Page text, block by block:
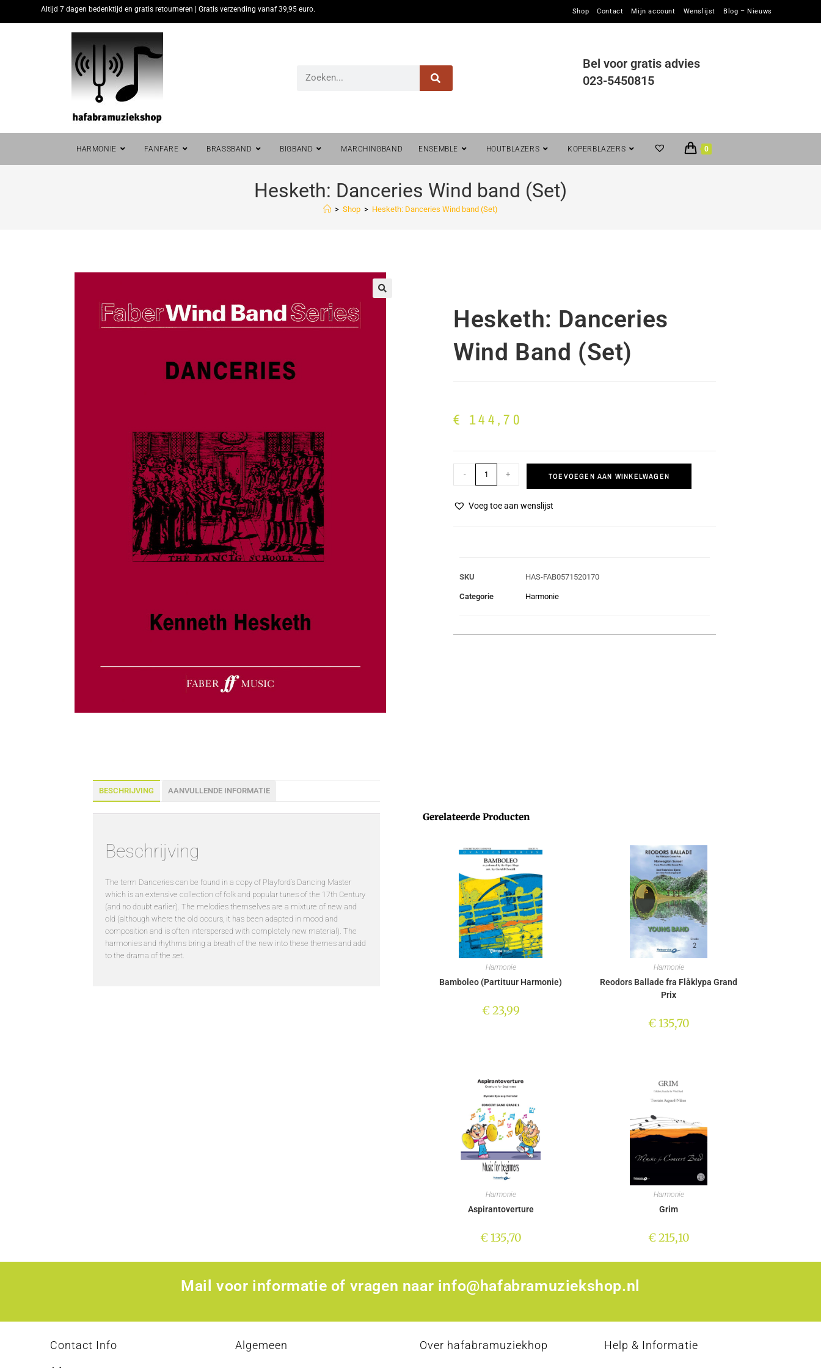
Altijd 7 dagen bedenktijd en gratis retourneren | Gratis verzending vanaf 39,95 euro. Shop Contact Mijn account Wenslijst Blog – Nieuws
Bel voor gratis advies
023-5450815
HARMONIE FANFARE BRASSBAND BIGBAND MARCHINGBAND ENSEMBLE HOUTBLAZERS KOPERBLAZERS 0
Hesketh: Danceries Wind band (Set)
> Shop > Hesketh: Danceries Wind band (Set)
Hesketh: Danceries
Wind Band (Set)
€ 144,70
- + TOEVOEGEN AAN WINKELWAGEN
Voeg toe aan wenslijst
SKU HAS-FAB0571520170
Categorie Harmonie
BESCHRIJVING AANVULLENDE INFORMATIE
Beschrijving
The term Danceries can be found in a copy of Playford’s Dancing Master
which is an extensive collection of folk and popular tunes of the 17th Century
(and no doubt earlier). The melodies themselves are a mixture of new and
old (although where the old occurs, it has been adapted in mood and
composition and is often interspersed with completely new material). The
harmonies and rhythms bring a breath of the new into these themes and add
to the drama of the set.
Gerelateerde Producten
Harmonie
Bamboleo (Partituur Harmonie)
€23,99
Harmonie
Reodors Ballade fra Flåklypa Grand
Prix
€135,70
Harmonie
Aspirantoverture
€135,70
Harmonie
Grim
€215,10
Mail voor informatie of vragen naar info@hafabramuziekshop.nl
Contact Info Algemeen Over hafabramuziekhop Help & Informatie